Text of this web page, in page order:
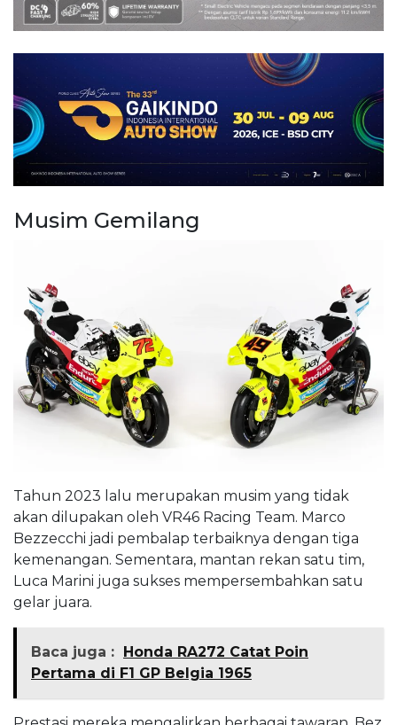
Musim Gemilang
Tahun 2023 lalu merupakan musim yang tidak
akan dilupakan oleh VR46 Racing Team. Marco
Bezzecchi jadi pembalap terbaiknya dengan tiga
kemenangan. Sementara, mantan rekan satu tim,
Luca Marini juga sukses mempersembahkan satu
gelar juara.
Baca juga :
Honda RA272 Catat Poin
Pertama di F1 GP Belgia 1965